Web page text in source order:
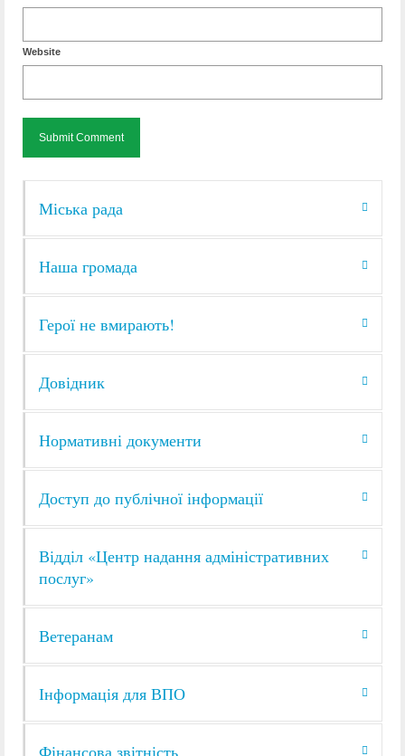
Website
Міська рада
Наша громада
Герої не вмирають!
Довідник
Нормативні документи
Доступ до публічної інформації
Відділ «Центр надання адміністративних
послуг»
Ветеранам
Інформація для ВПО
Фінансова звітність